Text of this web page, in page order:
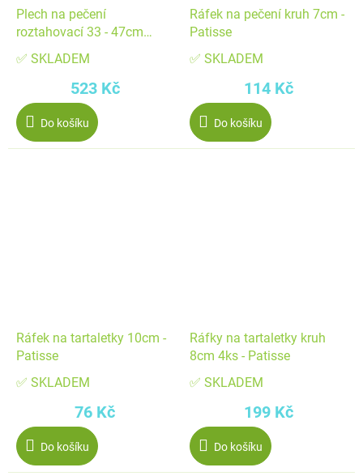
Plech na pečení
roztahovací 33 - 47cm
nízký - Patisse
✅ SKLADEM
523 Kč
Do košíku
Ráfek na pečení kruh 7cm -
Patisse
✅ SKLADEM
114 Kč
Do košíku
Ráfek na tartaletky 10cm -
Patisse
✅ SKLADEM
76 Kč
Do košíku
Ráfky na tartaletky kruh
8cm 4ks - Patisse
✅ SKLADEM
199 Kč
Do košíku